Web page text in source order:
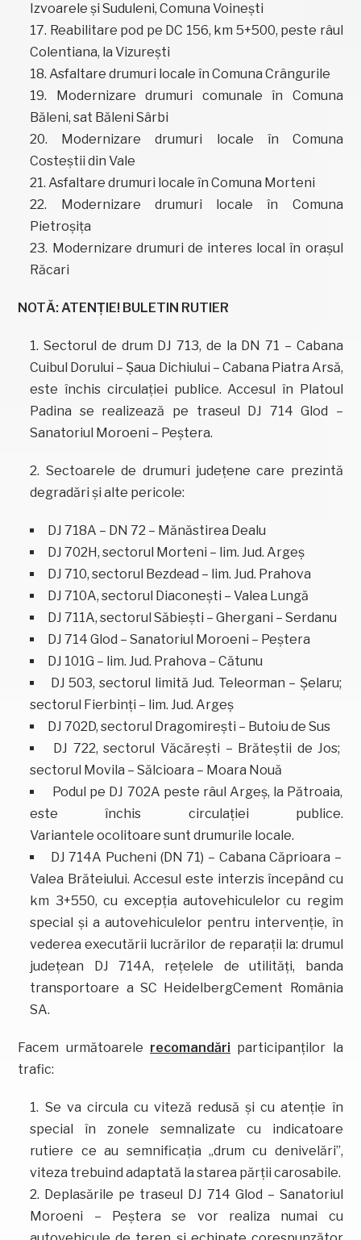
Izvoarele şi Suduleni, Comuna Voineşti
Reabilitare pod pe DC 156, km 5+500, peste râul
Colentiana, la Vizureşti
Asfaltare drumuri locale în Comuna Crângurile
Modernizare drumuri comunale în Comuna
Băleni, sat Băleni Sârbi
Modernizare drumuri locale în Comuna
Costeştii din Vale
Asfaltare drumuri locale în Comuna Morteni
Modernizare drumuri locale în Comuna
Pietroşiţa
Modernizare drumuri de interes local în oraşul
Răcari
NOTĂ:ATENŢIE! BULETIN RUTIER
Sectorul de drum DJ 713, de la DN 71 – Cabana
Cuibul Dorului – Şaua Dichiului – Cabana Piatra Arsă,
este închis circulaţiei publice. Accesul în Platoul
Padina se realizează pe traseul DJ 714 Glod –
Sanatoriul Moroeni – Peştera.
Sectoarele de drumuri judeţene care prezintă
degradări și alte pericole:
DJ 718A – DN 72 – Mănăstirea Dealu
DJ 702H, sectorul Morteni – lim. Jud. Argeş
DJ 710, sectorul Bezdead – lim. Jud. Prahova
DJ 710A, sectorul Diaconeşti – Valea Lungă
DJ 711A, sectorul Săbieşti – Ghergani – Serdanu
DJ 714 Glod – Sanatoriul Moroeni – Peştera
DJ 101G – lim. Jud. Prahova – Cătunu
DJ 503, sectorul limită Jud. Teleorman – Şelaru;
sectorul Fierbinţi – lim. Jud. Argeş
DJ 702D, sectorul Dragomireşti – Butoiu de Sus
DJ 722, sectorul Văcăreşti – Brăteştii de Jos;
sectorul Movila – Sălcioara – Moara Nouă
Podul pe DJ 702A peste râul Argeş, la Pătroaia,
este închis circulaţiei publice.
Variantele ocolitoare sunt drumurile locale.
DJ 714A Pucheni (DN 71) – Cabana Căprioara –
Valea Brăteiului. Accesul este interzis începând cu
km 3+550, cu excepţia autovehiculelor cu regim
special şi a autovehiculelor pentru intervenţie, în
vederea executării lucrărilor de reparaţii la: drumul
județean DJ 714A, reţelele de utilităţi, banda
transportoare a SC HeidelbergCement România
SA.
Facem următoarele recomandări participanţilor la
trafic:
Se va circula cu viteză redusă și cu atenţie în
special în zonele semnalizate cu indicatoare
rutiere ce au semnificaţia „drum cu denivelări”,
viteza trebuind adaptată la starea părţii carosabile.
Deplasările pe traseul DJ 714 Glod – Sanatoriul
Moroeni – Peştera se vor realiza numai cu